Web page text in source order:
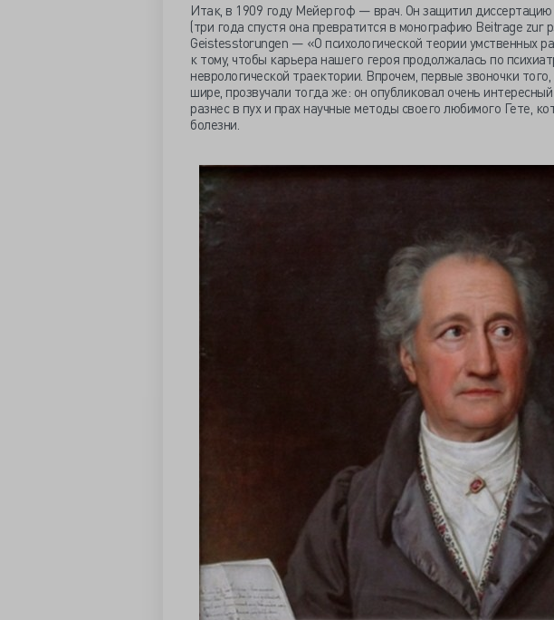
Итак, в 1909 году Мейергоф — врач. Он защитил диссертацию
(три года спустя она превратится в монографию Beitrage zur
Geistesstorungen — «О психологической теории умственных
к тому, чтобы карьера нашего героя продолжалась по
неврологической траектории. Впрочем, первые звоночки
шире, прозвучали тогда же: он опубликовал очень
разнес в пух и прах научные методы своего любимого Гете,
болезни.